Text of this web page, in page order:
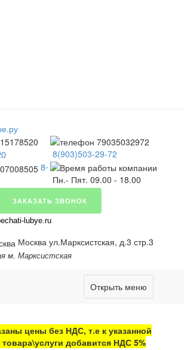
8-
8(903)503-29-72
Пн.- Пят. 09.00 - 18.00
ЗАКАЗАТЬ ЗВОНОК
lubye.ru
Москва ул.Марксистская, д.3 стр.3
Марксистская
Открыть меню
цены без НДС, т.е к указанной
добавится НДС 5%